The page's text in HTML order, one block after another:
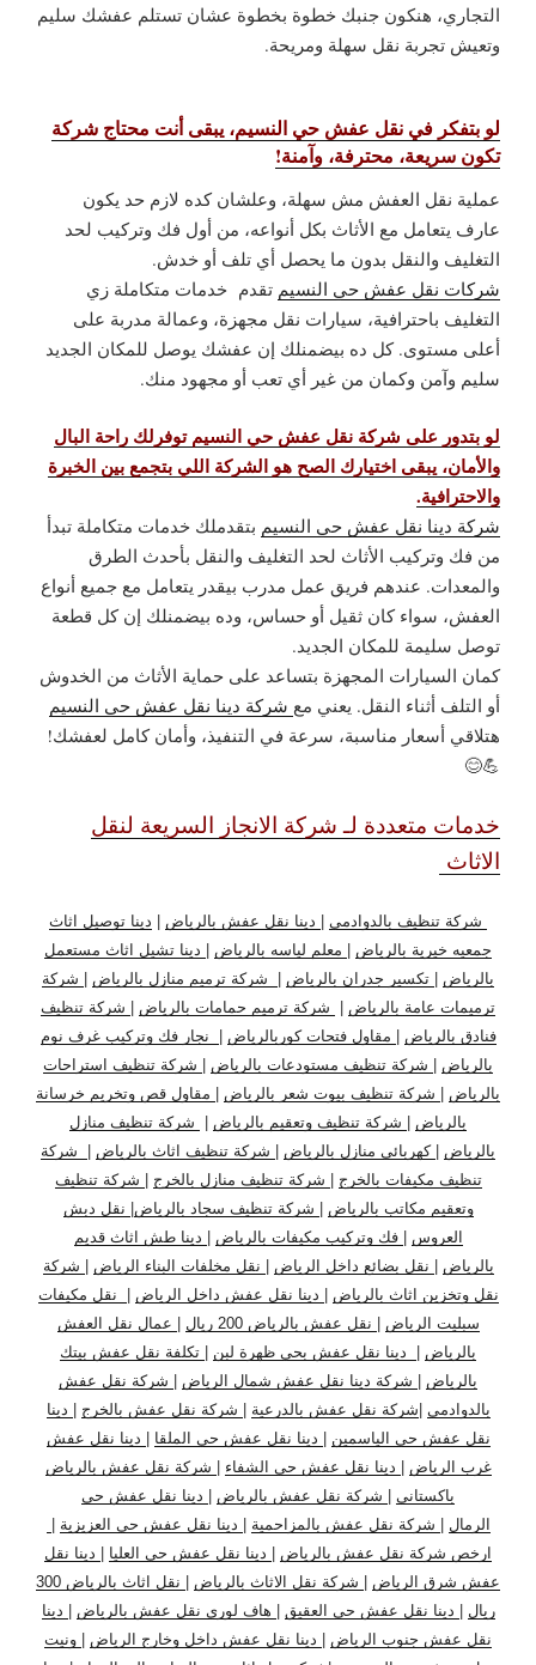
التجاري، هنكون جنبك خطوة بخطوة عشان تستلم عفشك سليم
وتعيش تجربة نقل سهلة ومريحة.
لو بتفكر في نقل عفش حي النسيم، يبقى أنت محتاج شركة
تكون سريعة، محترفة، وآمنة!
عملية نقل العفش مش سهلة، وعلشان كده لازم حد يكون
عارف يتعامل مع الأثاث بكل أنواعه، من أول فك وتركيب لحد
التغليف والنقل بدون ما يحصل أي تلف أو خدش.
شركات نقل عفش حي النسيم تقدم خدمات متكاملة زي
التغليف باحترافية، سيارات نقل مجهزة، وعمالة مدربة على
أعلى مستوى. كل ده بيضمنلك إن عفشك يوصل للمكان الجديد
سليم وآمن وكمان من غير أي تعب أو مجهود منك.
لو بتدور على شركة نقل عفش حي النسيم توفرلك راحة البال
والأمان، يبقى اختيارك الصح هو الشركة اللي بتجمع بين الخبرة
والاحترافية.
شركة دينا نقل عفش حي النسيم بتقدملك خدمات متكاملة تبدأ
من فك وتركيب الأثاث لحد التغليف والنقل بأحدث الطرق
والمعدات. عندهم فريق عمل مدرب بيقدر يتعامل مع جميع أنواع
العفش، سواء كان ثقيل أو حساس، وده بيضمنلك إن كل قطعة
توصل سليمة للمكان الجديد.
كمان السيارات المجهزة بتساعد على حماية الأثاث من الخدوش
أو التلف أثناء النقل. يعني مع شركة دينا نقل عفش حي النسيم
هتلاقي أسعار مناسبة، سرعة في التنفيذ، وأمان كامل لعفشك!
💪😊
خدمات متعددة لـ شركة الانجاز السريعة لنقل
الاثاث
شركة تنظيف بالدوادمي | دينا نقل عفش بالرياض | دينا توصيل اثاث
جمعيه خيرية بالرياض | معلم لياسه بالرياض | دينا تشيل اثاث مستعمل
بالرياض | تكسير جدران بالرياض | شركة ترميم منازل بالرياض | شركة
ترميمات عامة بالرياض | شركة ترميم حمامات بالرياض | شركة تنظيف
فنادق بالرياض | مقاول فتحات كوربالرياض | نجار فك وتركيب غرف نوم
بالرياض | شركة تنظيف مستودعات بالرياض | شركة تنظيف استراحات
بالرياض | شركة تنظيف بيوت شعر بالرياض | مقاول قص وتخريم خرسانة
بالرياض | شركة تنظيف وتعقيم بالرياض |
شركة تنظيف منازل
بالرياض | كهربائي منازل بالرياض | شركة تنظيف اثاث بالرياض | شركة
تنظيف مكيفات بالخرج | شركة تنظيف منازل بالخرج | شركة تنظيف
وتعقيم مكاتب بالرياض | شركة تنظيف سجاد بالرياض| نقل دبش
العروس | فك وتركيب مكيفات بالرياض | دينا طش اثاث قديم
بالرياض | نقل بضائع داخل الرياض | نقل مخلفات البناء الرياض | شركة
نقل وتخزين اثاث بالرياض | دينا نقل عفش داخل الرياض | نقل مكيفات
سبليت الرياض | نقل عفش بالرياض 200 ريال | عمال نقل العفش
بالرياض | دينا نقل عفش بحي ظهرة لبن | تكلفة نقل عفش بيتك
بالرياض | شركة دينا نقل عفش شمال الرياض | شركة نقل عفش
بالدوادمي |شركة نقل عفش بالدرعية | شركة نقل عفش بالخرج | دينا
نقل عفش حي الياسمين | دينا نقل عفش حي الملقا | دينا نقل عفش
غرب الرياض | دينا نقل عفش حي الشفاء | شركة نقل عفش بالرياض
باكستاني | شركة نقل عفش بالرياض | دينا نقل عفش حي
الرمال | شركة نقل عفش بالمزاحمية | دينا نقل عفش حي العزيزية |
ارخص شركة نقل عفش بالرياض | دينا نقل عفش حي العليا | دينا نقل
عفش شرق الرياض | شركة نقل الاثاث بالرياض |
نقل اثاث بالرياض 300
ريال | دينا نقل عفش حي العقيق | هاف لوري نقل عفش بالرياض | دينا
نقل عفش جنوب الرياض | دينا نقل عفش داخل وخارج الرياض | ونيت